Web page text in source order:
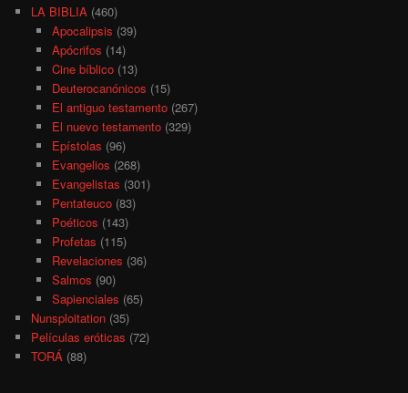
LA BIBLIA (460)
Apocalipsis (39)
Apócrifos (14)
Cine bíblico(13)
Deuterocanónicos (15)
El antiguo testamento(267)
El nuevo testamento(329)
Epístolas (96)
Evangelios (268)
Evangelistas (301)
Pentateuco(83)
Poéticos (143)
Profetas (115)
Revelaciones (36)
Salmos (90)
Sapienciales (65)
Nunsploitation (35)
Películas eróticas (72)
TORÁ (88)